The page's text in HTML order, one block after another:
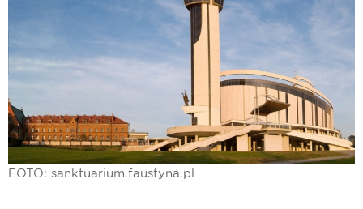
FOTO: sanktuarium.faustyna.pl